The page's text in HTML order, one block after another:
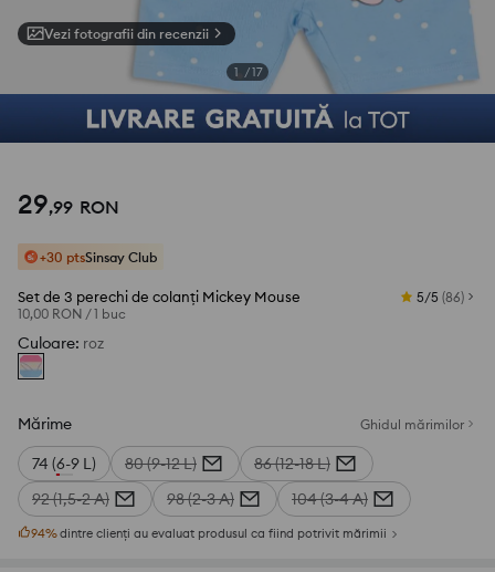
Vezi fotografii din recenzii
1 /17
29,99 RON
+30 ptsSinsay Club
Set de 3 perechi de colanți Mickey Mouse
10,00 RON /1 buc
5/5 (86)
Culoare: roz
Mărime Ghidul mărimilor
74 (6-9 L) 80 (9-12 L)
86 (12-18 L)
92 (1,5-2 A)
98 (2-3 A) 104 (3-4 A)
94%dintre clienți au evaluat produsul ca fiind potrivit mărimii